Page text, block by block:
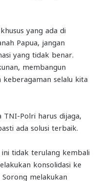
yang ada di
Papua, jangan
yang tidak benar.
membangun
selalu kita
Polri harus dijaga,
ada solusi terbaik.
tidak terulang kembali
konsolidasi ke
melakukan